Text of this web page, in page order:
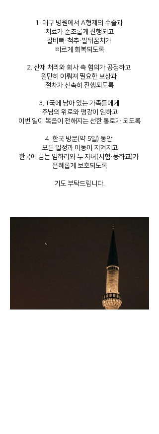
1. 대구 병원에서 A형제의 수술과
치료가 순조롭게 진행되고
갈비뼈·척추·발뒤꿈치가
빠르게 회복되도록
2. 산재 처리와 회사 측 협의가 공정하고
원만히 이뤄져 필요한 보상과
절차가 신속히 진행되도록
3. T국에 남아 있는 가족들에게
주님의 위로와 평강이 임하고
이번 일이 복음이 전해지는 선한 통로가 되도록
4. 한국 방문(약 5일) 동안
모든 일정과 이동이 지켜지고
한국에 남는 임하리와 두 자녀(시험·등하교)가
은혜롭게 보호되도록
기도 부탁드립니다.